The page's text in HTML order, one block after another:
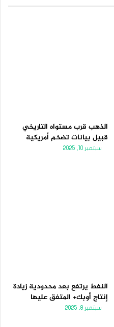
الذهب قرب مستواه التاريخي
قبيل بيانات تضخم أمريكية
سبتمبر 10, 2025
النفط يرتفع بعد محدودية زيادة
إنتاج أوبك+ المتفق عليها
سبتمبر 8, 2025